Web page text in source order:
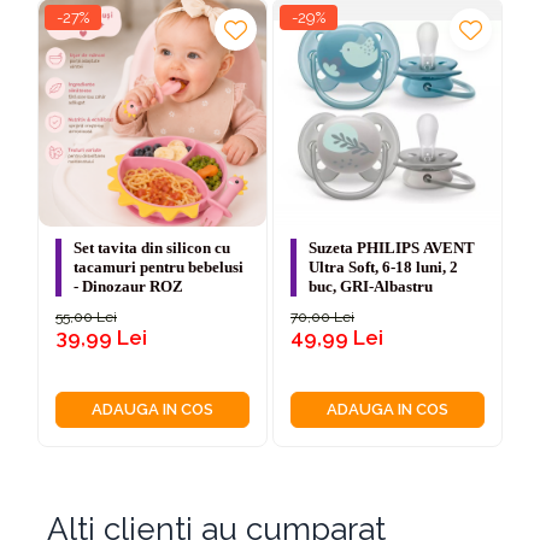
imprimate pentru un look adorabil
Protecție UV Eficientă
Lentilele din policarbonat sunt tratate cu un
strat de protecție UV, blocând razele nocive
ale soarelui și asigurând o vedere clară sub
apă și la suprafață.
Construcție robustă, rezistentă la utilizare
intensă în piscină și mare
-27%
Set tavita din silicon cu
tacamuri pentru bebelusi
- Dinozaur ROZ
55,00 Lei
39,99 Lei
ADAUGA IN COS
-29%
Suzeta PHILIPS AVENT
Ultra Soft, 6-18 luni, 2
buc, GRI-Albastru
70,00 Lei
49,99 Lei
ADAUGA IN COS
Alti clienti au cumparat